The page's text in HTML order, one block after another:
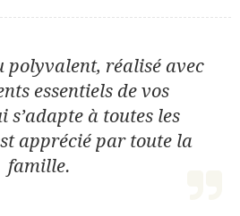
polyvalent, réalisé avec
essentiels de vos
s’adapte à toutes les
apprécié par toute la
famille.